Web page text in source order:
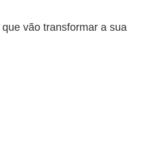
que vão transformar a sua